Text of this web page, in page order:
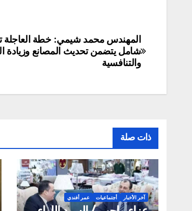
تصفّح
المقالات
المهندس محمد شيمي: خطة العاجلة
شامل يتضمن تحديث المصانع وزيادة
والتنافسية
ذات صلة
آخر الأخبار أجتماعيات عمر أفندي